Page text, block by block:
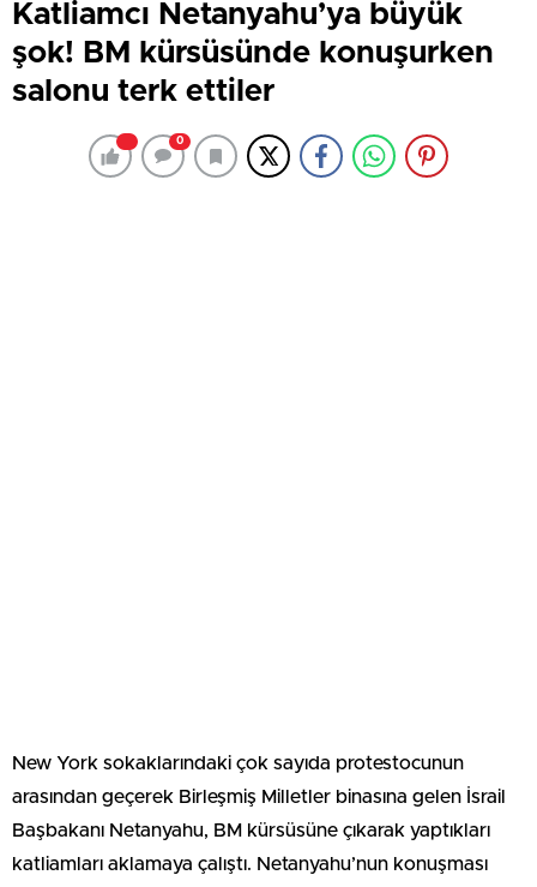
Katliamcı Netanyahu’ya büyük
şok! BM kürsüsünde konuşurken
salonu terk ettiler
0
New York sokaklarındaki çok sayıda protestocunun
arasından geçerek Birleşmiş Milletler binasına gelen İsrail
Başbakanı Netanyahu, BM kürsüsüne çıkarak yaptıkları
katliamları aklamaya çalıştı. Netanyahu’nun konuşması